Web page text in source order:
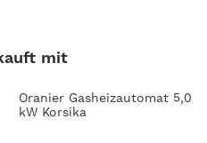
mit
Oranier Gasheizautomat 5,0
kW Korsika